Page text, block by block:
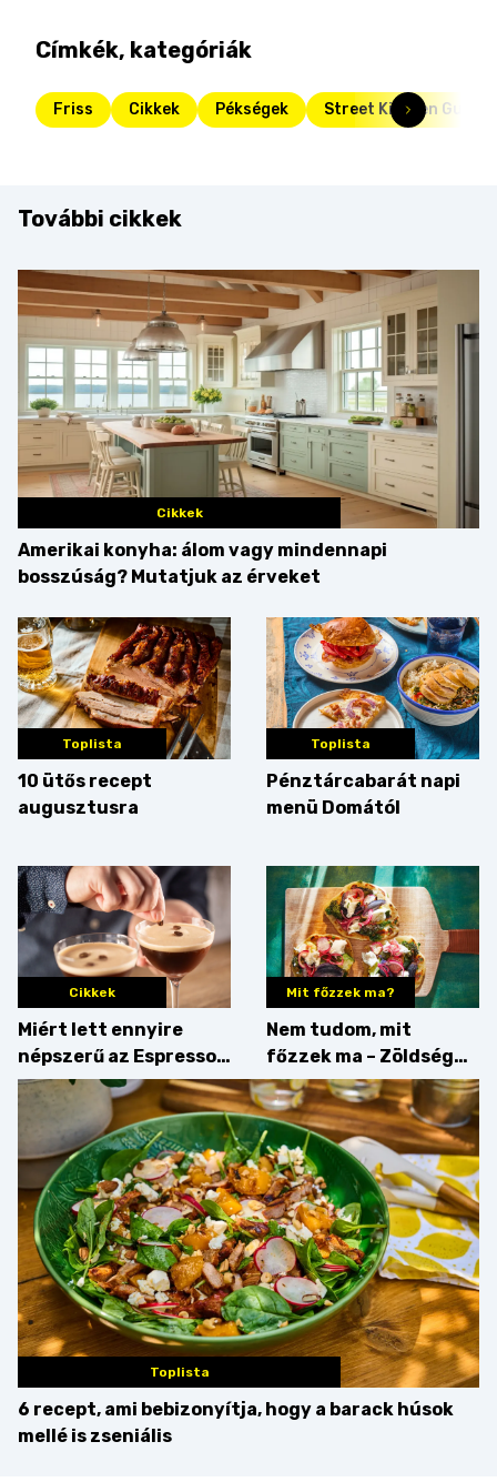
Címkék, kategóriák
Friss Cikkek Pékségek Street Kitchen Guide
További cikkek
Cikkek
Amerikai konyha: álom vagy mindennapi
bosszúság? Mutatjuk az érveket
Toplista
10 ütős recept
augusztusra
Toplista
Pénztárcabarát napi
menü Domától
Cikkek
Miért lett ennyire
népszerű az Espresso
Martini – és mit
érdemes enni mellé?
Mit főzzek ma?
Nem tudom, mit
főzzek ma – Zöldség
minden mennyiségben
Toplista
6 recept, ami bebizonyítja, hogy a barack húsok
mellé is zseniális